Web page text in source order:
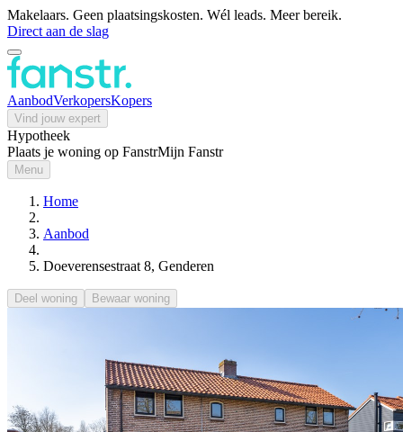
Makelaars. Geen plaatsingskosten. Wél leads. Meer bereik.
Direct aan de slag
AanbodVerkopersKopers
Vind jouw expert
Hypotheek
Plaats je woning op FanstrMijn Fanstr
Menu
Home
Aanbod
Doeverensestraat 8, Genderen
Deel woning Bewaar woning